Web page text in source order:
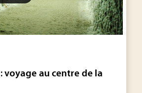
voyage au centre de la